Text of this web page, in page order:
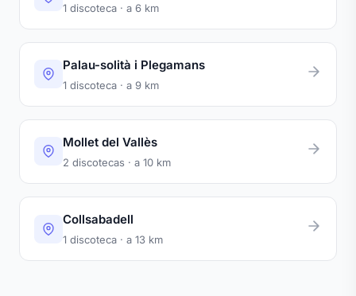
1 discoteca · a 6 km
Palau-solità i Plegamans
1 discoteca · a 9 km
Mollet del Vallès
2 discotecas · a 10 km
Collsabadell
1 discoteca · a 13 km